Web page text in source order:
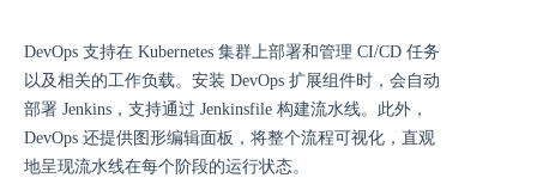
DevOps 支持在 Kubernetes 集群上部署和管理 CI/CD 任务
以及相关的工作负载。安装 DevOps 扩展组件时，会自动
部署 Jenkins，支持通过 Jenkinsfile 构建流水线。此外，
DevOps 还提供图形编辑面板，将整个流程可视化，直观
地呈现流水线在每个阶段的运行状态。